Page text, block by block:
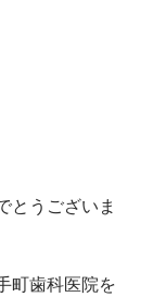
とうございま
町歯科医院を